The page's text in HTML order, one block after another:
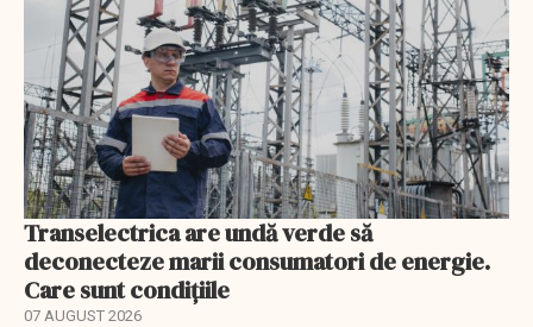
Transelectrica are undă verde să
deconecteze marii consumatori de energie.
Care sunt condițiile
07 AUGUST 2026